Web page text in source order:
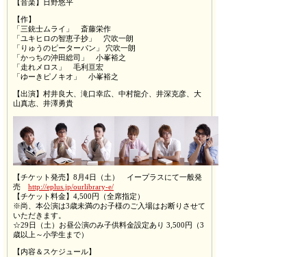
【音楽】日野悠平
【作】
「三銃士ムライ」 斎藤栄作
「ユキヒロの智恵子抄」 穴吹一朗
「りゅうのピーターパン」 穴吹一朗
「かっちの沖田総司」 小峯裕之
「走れメロス」 毛利亘宏
「ゆーきピノキオ」 小峯裕之
【出演】村井良大、滝口幸広、中村龍介、井深克彦、大
山真志、井澤勇貴
【チケット発売】8月4日（土） イープラスにて一般発
売 http://eplus.jp/ourlibrary-e/
【チケット料金】4,500円（全席指定）
※尚、本公演は3歳未満のお子様のご入場はお断りさせて
いただきます。
☆29日（土）お昼公演のみ子供料金設定あり 3,500円（3
歳以上～小学生まで）
【内容＆スケジュール】